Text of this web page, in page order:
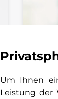
Um Ihnen
Leistung der